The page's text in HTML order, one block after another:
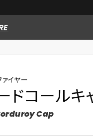
ァイヤー
ドコールキ
Cap